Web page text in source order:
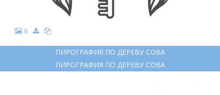
6
ПИРОГРАФИЯ ПО ДЕРЕВУ СОВА
ПИРОГРАФИЯ ПО ДЕРЕВУ СОВА